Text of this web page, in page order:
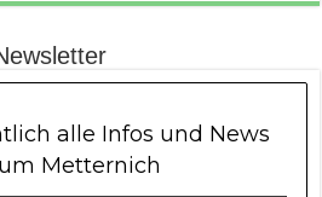
alle Infos und News
Metternich